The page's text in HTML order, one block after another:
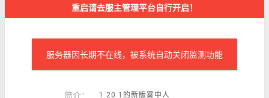
重启请去服主管理平台自行开启！
服务器因长期不在线，被系统自动关闭监测功能
简介： 1.20.1的新版雾中人